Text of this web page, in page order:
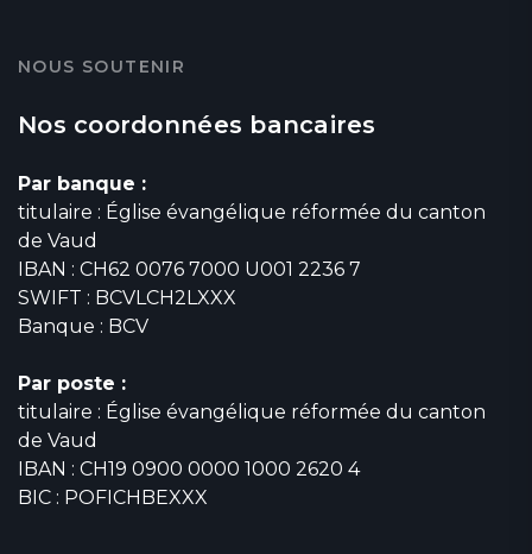
NOUS SOUTENIR
Nos coordonnées bancaires
Par banque :
titulaire : Église évangélique réformée du canton
de Vaud
IBAN : CH62 0076 7000 U001 2236 7
SWIFT : BCVLCH2LXXX
Banque : BCV
Par poste :
titulaire : Église évangélique réformée du canton
de Vaud
IBAN : CH19 0900 0000 1000 2620 4
BIC : POFICHBEXXX